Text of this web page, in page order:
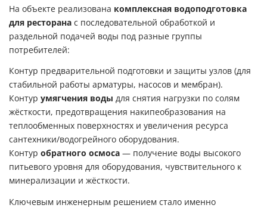
На объекте реализована комплексная водоподготовка
для ресторана с последовательной обработкой и
раздельной подачей воды под разные группы
потребителей:
Контур предварительной подготовки и защиты узлов (для
стабильной работы арматуры, насосов и мембран).
Контур умягчения воды для снятия нагрузки по солям
жёсткости, предотвращения накипеобразования на
теплообменных поверхностях и увеличения ресурса
сантехники/водогрейного оборудования.
Контур обратного осмоса — получение воды высокого
питьевого уровня для оборудования, чувствительного к
минерализации и жёсткости.
Ключевым инженерным решением стало именно